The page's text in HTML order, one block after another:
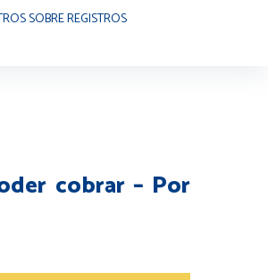
SOBRE REGISTROS
cobrar – Por